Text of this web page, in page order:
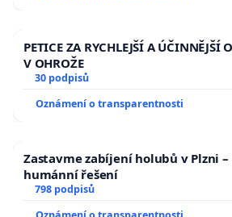
PETICE ZA RYCHLEJŠÍ A ÚČINNĚJŠÍ
V OHROŽE
30 podpisů
Oznámení o transparentnosti
Zastavme zabíjení holubů v Plzni
humánní řešení
798 podpisů